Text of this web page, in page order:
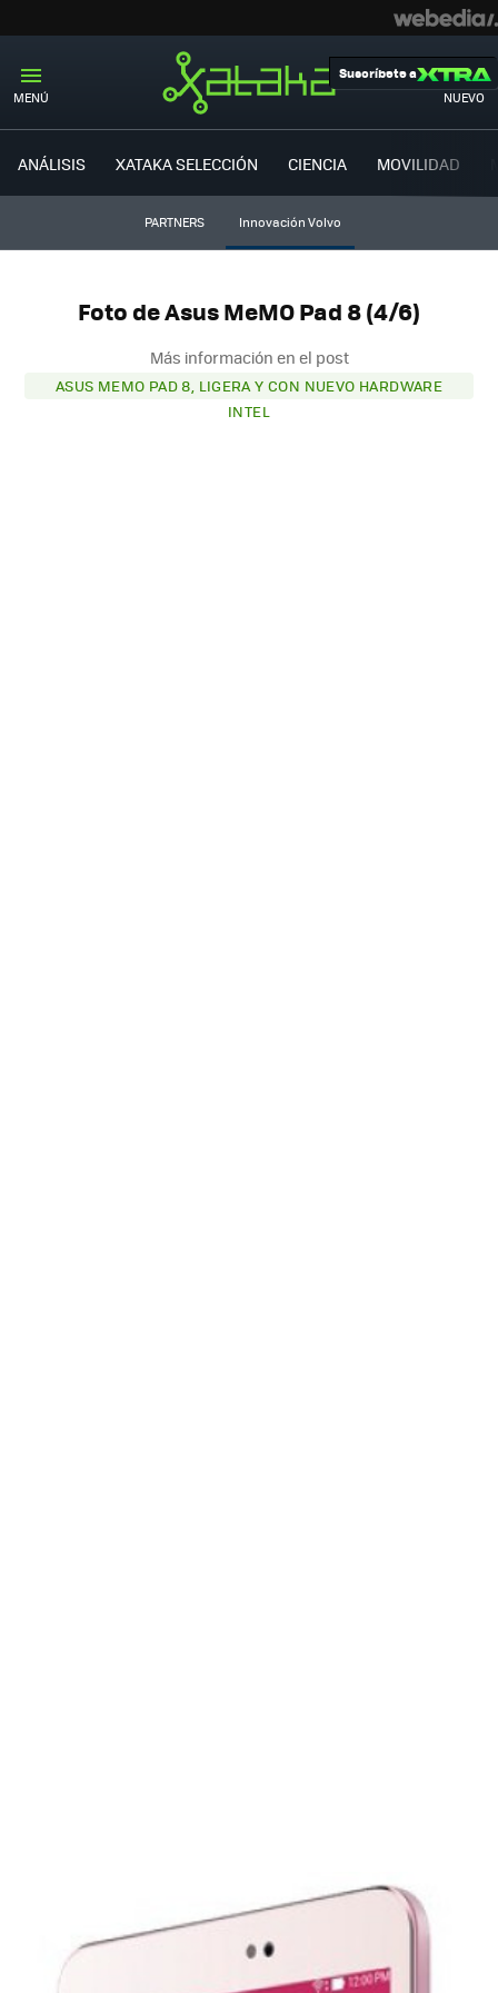
MENÚ NUEVO
Suscríbete a
ANÁLISIS XATAKA SELECCIÓN CIENCIA MOVILIDAD
PARTNERS Innovación Volvo
Foto de Asus MeMO Pad 8 (4/6)
Más información en el post
ASUS MEMO PAD 8, LIGERA Y CON NUEVO HARDWARE
INTEL